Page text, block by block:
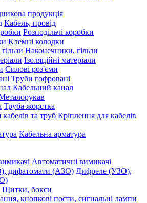
продукція
Кабель, провід
Розподільчі коробки
Клемні колодки
Наконечники, гільзи
Ізоляційні матеріали
Силові роз'єми
Труби гофровані
Кабельний канал
Труба жорстка
Кріплення для кабелів
Кабельна арматура
Автоматичні вимикачі
Дифреле (УЗО),
Щитки, бокси